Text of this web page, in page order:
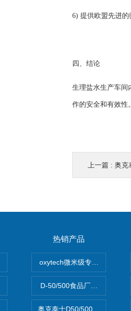
6) 提供欧盟先进
四、结论
生理盐水生产车间
作的安全和有效性
上一篇 : 奥克
热销产品
oxytech微米级专业消毒
D-50/500食品厂车间高效杀
奥克泰士D50/500矿泉水消毒